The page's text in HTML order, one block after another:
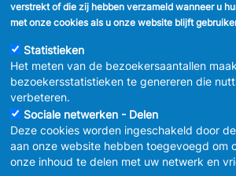
verstrekt of die zij hebben verzameld wanneer u
met onze cookies als u onze website blijft
Statistieken
Het meten van de bezoekersaantallen
bezoekersstatistieken te genereren die
verbeteren.
Sociale netwerken - Delen
Deze cookies worden ingeschakeld door
aan onze website hebben toegevoegd om
onze inhoud te delen met uw netwerk en